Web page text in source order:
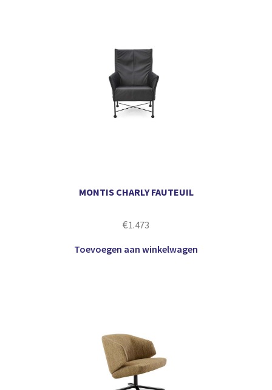
MONTIS CHARLY FAUTEUIL
€1.473
Toevoegen aan winkelwagen